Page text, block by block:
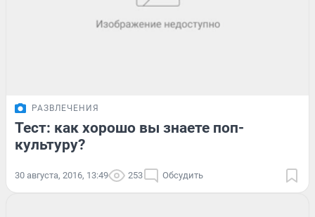
РАЗВЛЕЧЕНИЯ
Тест: как хорошо вы знаете поп-
культуру?
30 августа, 2016, 13:49 253 Обсудить